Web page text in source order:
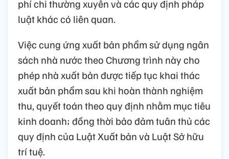
phí chi thường xuyên và các quy định pháp
luật khác có liên quan.
Việc cung ứng xuất bản phẩm sử dụng ngân
sách nhà nước theo Chương trình này cho
phép nhà xuất bản được tiếp tục khai thác
xuất bản phẩm sau khi hoàn thành nghiệm
thu, quyết toán theo quy định nhằm mục tiêu
kinh doanh; đồng thời bảo đảm tuân thủ các
quy định của Luật Xuất bản và Luật Sở hữu
trí tuệ.